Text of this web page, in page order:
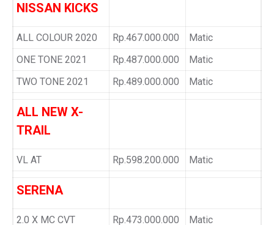
NISSAN KICKS
ALL COLOUR 2020 Rp.467.000.000
Matic
ONE TONE 2021
Rp.487.000.000
Matic
TWO TONE 2021
Rp.489.000.000 Matic
ALL NEW X-
TRAIL
VL AT Rp.598.200.000 Matic
SERENA
2.0 X MC CVT Rp.473.000.000
Matic